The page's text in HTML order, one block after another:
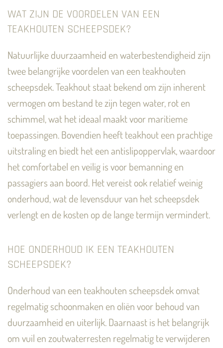
WAT ZIJN DE VOORDELEN VAN EEN
TEAKHOUTEN SCHEEPSDEK?
Natuurlijke duurzaamheid en waterbestendigheid zijn
twee belangrijke voordelen van een teakhouten
scheepsdek. Teakhout staat bekend om zijn inherent
vermogen om bestand te zijn tegen water, rot en
schimmel, wat het ideaal maakt voor maritieme
toepassingen. Bovendien heeft teakhout een prachtige
uitstraling en biedt het een antislipoppervlak, waardoor
het comfortabel en veilig is voor bemanning en
passagiers aan boord. Het vereist ook relatief weinig
onderhoud, wat de levensduur van het scheepsdek
verlengt en de kosten op de lange termijn vermindert.
HOE ONDERHOUD IK EEN TEAKHOUTEN
SCHEEPSDEK?
Onderhoud van een teakhouten scheepsdek omvat
regelmatig schoonmaken en oliën voor behoud van
duurzaamheid en uiterlijk. Daarnaast is het belangrijk
om vuil en zoutwaterresten regelmatig te verwijderen